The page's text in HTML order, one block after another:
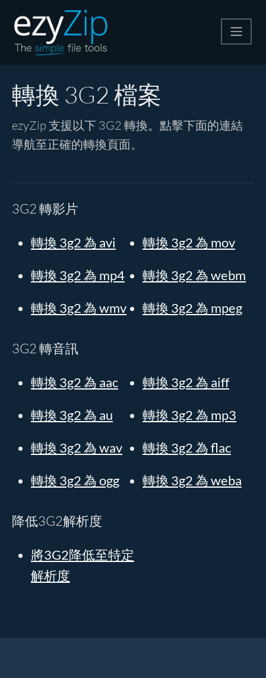
轉換 3G2 檔案
ezyZip 支援以下 3G2 轉換。點擊下面的連結
導航至正確的轉換頁面。
3G2 轉影片
轉換 3g2 為 avi 轉換 3g2 為 mov
轉換 3g2 為 mp4 轉換 3g2 為 webm
轉換 3g2 為 wmv 轉換 3g2 為 mpeg
3G2 轉音訊
轉換 3g2 為 aac 轉換 3g2 為 aiff
轉換 3g2 為 au 轉換 3g2 為 mp3
轉換 3g2 為 wav 轉換 3g2 為 flac
轉換 3g2 為 ogg 轉換 3g2 為 weba
降低3G2解析度
將3G2降低至特定
解析度